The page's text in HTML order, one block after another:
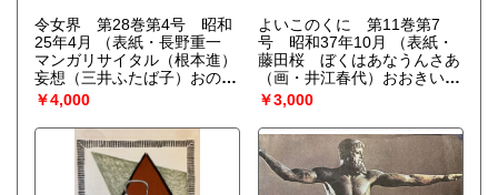
久二夫）二つの星（西木良
三 画・岩田專太郎）女学校
めぐり・2 府立第一高女・
家政学院（絵・文 坂本牙
城）誌上小学校（学習ペー
ジ）病癒えて・女流画家の思
ひ出（高木茂子）幸福を呼ぶ
歌（塚原健二郎 画・加東三
郎））
令女界 第28巻第4号 昭和
25年4月
（表紙・長野重一
マンガリサイタル（根本進）
妄想（三井ふたば子）おのづ
から物語（高木卓 画・蕗谷
虹児）職場むすめのうた
（絵・岡部冬彦）毬藻（竹内
てるよ 絵・三芳悌吉））
￥4,000
よいこのくに 第11巻第7
号 昭和37年10月
（表紙・
藤田桜 ぼくはあなうんさあ
（画・井江春代）おおきいか
きのみ（画・熊田千佳慕）い
もほり（画・井口文秀）がん
ばれ がんばれ（画・鈴木寿
雄）ゆびのうた（画・斉藤
実）おつかい くまのこちゃ
ん（詩・佐藤義美 画・安井
￥3,000